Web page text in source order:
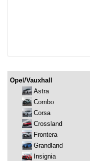
Opel/Vauxhall
Astra
Combo
Corsa
Crossland
Frontera
Grandland
Insignia